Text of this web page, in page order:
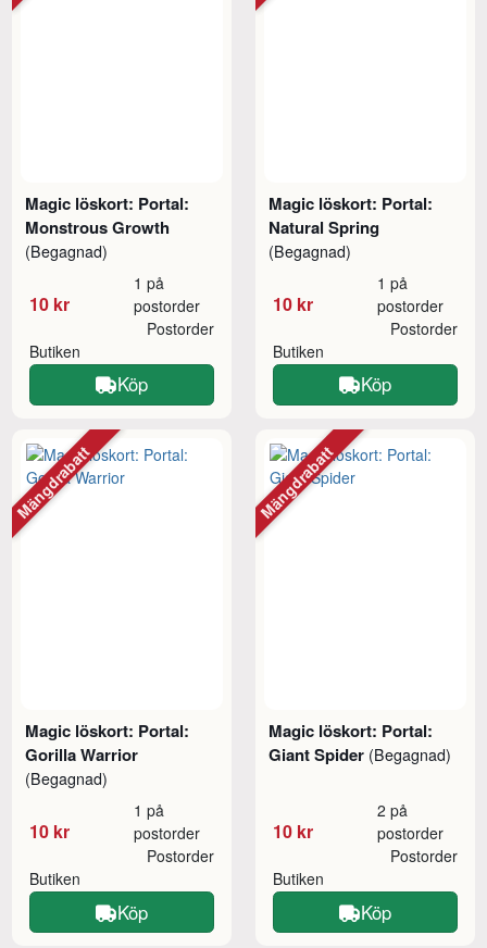
Magic löskort: Portal:
Monstrous Growth
(Begagnad)
10 kr
1 på
postorder
Butiken
Postorder
Köp
Magic löskort: Portal:
Natural Spring
(Begagnad)
10 kr
1 på
postorder
Butiken
Postorder
Köp
Magic löskort: Portal:
Gorilla Warrior
(Begagnad)
10 kr
1 på
postorder
Butiken
Postorder
Köp
Mängdrabatt
Magic löskort: Portal:
Giant Spider (Begagnad)
10 kr
2 på
postorder
Butiken
Postorder
Köp
Mängdrabatt